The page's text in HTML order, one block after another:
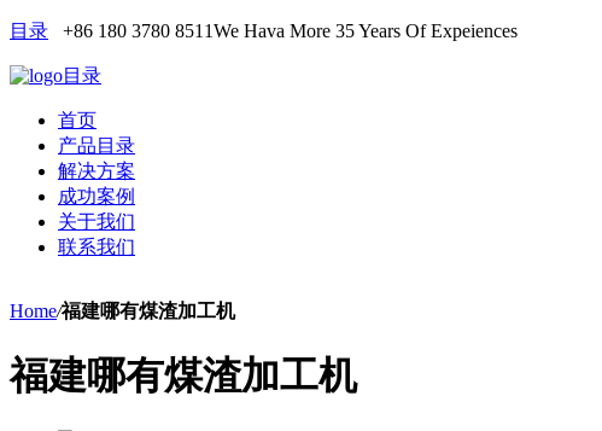
目录 +86 180 3780 8511We Hava More 35 Years Of Expeiences
目录
首页
产品目录
解决方案
成功案例
关于我们
联系我们
Home/福建哪有煤渣加工机
福建哪有煤渣加工机